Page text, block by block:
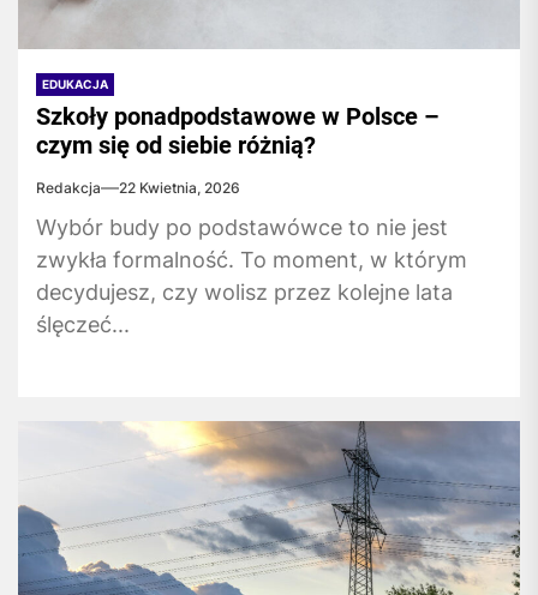
EDUKACJA
Szkoły ponadpodstawowe w Polsce –
czym się od siebie różnią?
Redakcja 22 Kwietnia, 2026
Wybór budy po podstawówce to nie jest
zwykła formalność. To moment, w którym
decydujesz, czy wolisz przez kolejne lata
ślęczeć...